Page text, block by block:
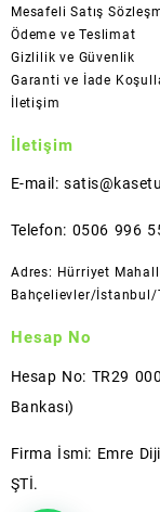
Mesafeli Satış
Ödeme ve Teslimat
Gizlilik ve Güvenlik
Garanti ve İade
İletişim
İletişim
E-mail:
Telefon: 0506 996
Adres: Hürriyet
Bahçelievler/İstanbul/
Hesap No
Hesap No: TR29
Bankası)
Firma İsmi: Emre
ŞTİ.